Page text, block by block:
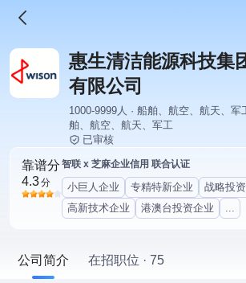
惠生清洁能源科技集
有限公司
1000-9999人 · 船舶、航空、航天、
舶、航空、航天、军工
已审核
靠谱分
4.3分
智联 x 芝麻企业信用 联合认证
小巨人企业 专精特新企业
战略投
高新技术企业
港澳台投资企业 ...
公司简介 在招职位 · 75